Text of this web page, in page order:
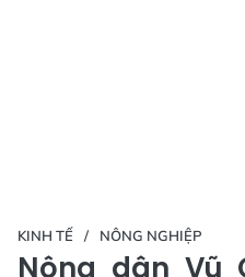
KINH TẾ NÔNG NGHIỆP
Nông dân Vũ